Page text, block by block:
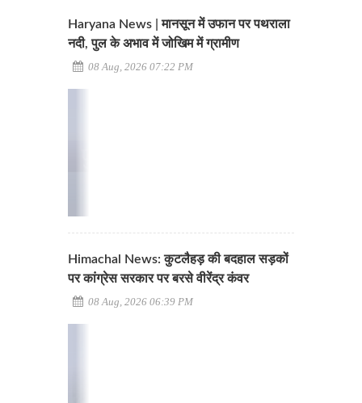
Haryana News | मानसून में उफान पर पथराला
नदी, पुल के अभाव में जोखिम में ग्रामीण
08 Aug, 2026 07:22 PM
Himachal News: कुटलैहड़ की बदहाल सड़कों
पर कांग्रेस सरकार पर बरसे वीरेंद्र कंवर
08 Aug, 2026 06:39 PM